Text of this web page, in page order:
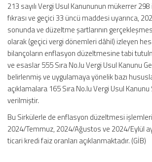
213 sayılı Vergi Usul Kanununun mükerrer
fıkrası ve geçici 33 üncü maddesi uyarınca,
sonunda ve düzeltme şartlarının
olarak (geçici vergi dönemleri dâhil) izleyen
bilançoların enflasyon düzeltmesine tabi
ve esaslar 555 Sıra No.lu Vergi Usul Kanunu
belirlenmiş ve uygulamaya yönelik bazı
açıklamalara 165 Sıra No.lu Vergi Usul
verilmiştir.
Bu Sirkülerle de enflasyon düzeltmesi
2024/Temmuz, 2024/Ağustos ve 2024/Eylül
ticari kredi faiz oranları açıklanmaktadır. (GİB)